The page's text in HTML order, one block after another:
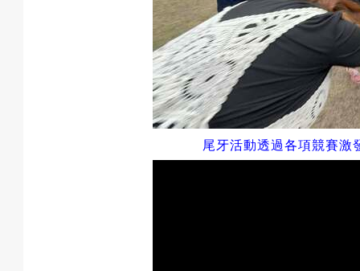
尾牙活動透過各項競賽激